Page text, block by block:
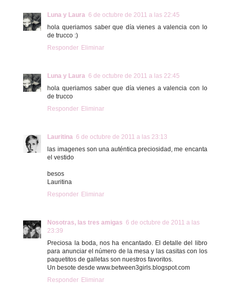
Luna y Laura 6 de octubre de 2011 a las 22:45
hola queriamos saber que día vienes a valencia con lo
de trucco :)
Responder Eliminar
Luna y Laura 6 de octubre de 2011 a las 22:45
hola queriamos saber que día vienes a valencia con lo
de trucco
Responder Eliminar
Lauritina 6 de octubre de 2011 a las 23:13
las imagenes son una auténtica preciosidad, me encanta
el vestido
besos
Lauritina
Responder Eliminar
Nosotras, las tres amigas 6 de octubre de 2011 a las
23:39
Preciosa la boda, nos ha encantado. El detalle del libro
para anunciar el número de la mesa y las casitas con los
paquetitos de galletas son nuestros favoritos.
Un besote desde www.between3girls.blogspot.com
Responder Eliminar